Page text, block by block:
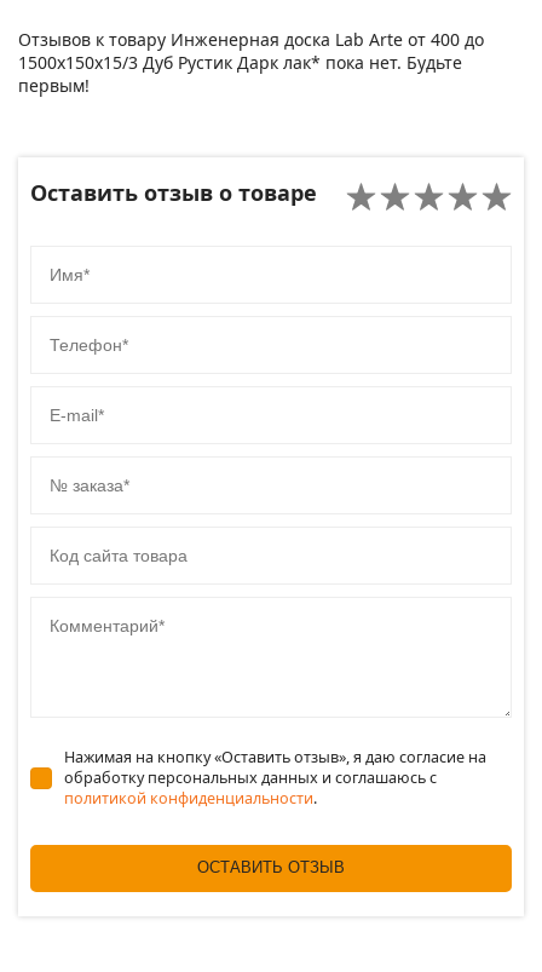
Отзывов к товару Инженерная доска Lab Arte от 400 до
1500х150х15/3 Дуб Рустик Дарк лак* пока нет. Будьте
первым!
Оставить отзыв о товаре
Нажимая на кнопку «Оставить отзыв», я даю согласие на
обработку персональных данных и соглашаюсь c
политикой конфиденциальности.
ОСТАВИТЬ ОТЗЫВ